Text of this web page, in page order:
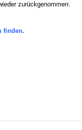
zurückgenommen.
finden.